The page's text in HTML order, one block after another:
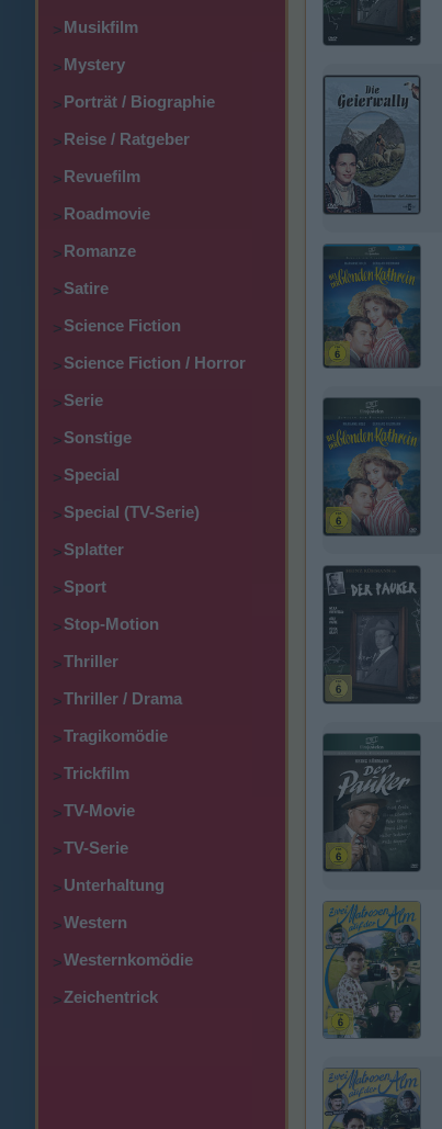
>Musikfilm
>Mystery
>Porträt / Biographie
>Reise / Ratgeber
>Revuefilm
>Roadmovie
>Romanze
>Satire
>Science Fiction
>Science Fiction / Horror
>Serie
>Sonstige
>Special
>Special (TV-Serie)
>Splatter
>Sport
>Stop-Motion
>Thriller
>Thriller / Drama
>Tragikomödie
>Trickfilm
>TV-Movie
>TV-Serie
>Unterhaltung
>Western
>Westernkomödie
>Zeichentrick